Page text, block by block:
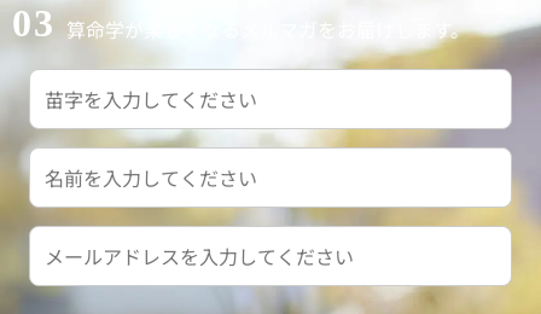
03 算命学が楽しくなるメルマガをお届けします。